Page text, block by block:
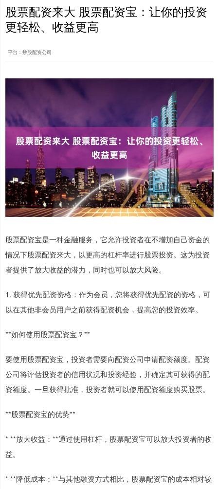
股票配资来大 股票配资宝：让你的投资
更轻松、收益更高
平台：炒股配资公司
股票配资宝是一种金融服务，它允许投资者在不增加自己资金的
情况下股票配资来大，以更高的杠杆率进行股票投资。这为投资
者提供了放大收益的潜力，同时也可以放大风险。
1. 获得优先配资资格：作为会员，您将获得优先配资的资格，可
以在其他非会员用户之前获得配资机会，提高您的投资效率。
**如何使用股票配资宝？**
要使用股票配资宝，投资者需要向配资公司申请配资额度。配资
公司将评估投资者的信用状况和投资经验，并确定其可获得的配
资额度。一旦获得批准，投资者就可以使用配资额度购买股票。
**股票配资宝的优势**
* **放大收益：**通过使用杠杆，股票配资宝可以放大投资者的收
益。
* **降低成本：**与其他融资方式相比，股票配资宝的成本相对较